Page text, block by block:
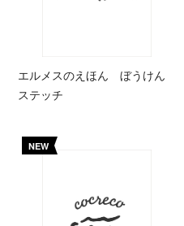
エルメスのえほん ぼうけん
ステッチ
NEW